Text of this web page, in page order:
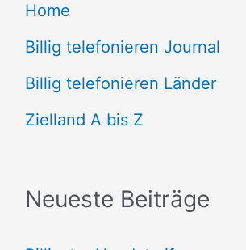
h
e
n
n
h
Home
Billig telefonieren Journal
Billig telefonieren Länder
Zielland A bis Z
Neueste Beiträge